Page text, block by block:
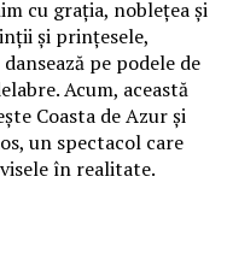
cu grația, noblețea și
și prințesele,
pe podele de
Acum, această
Coasta de Azur și
un spectacol care
în realitate.